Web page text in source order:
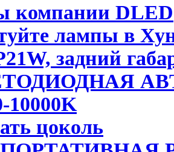
компании DLED
лампы в
задний
10000K
цоколь